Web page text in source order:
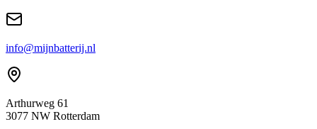
info@mijnbatterij.nl
Arthurweg 61
3077 NW Rotterdam